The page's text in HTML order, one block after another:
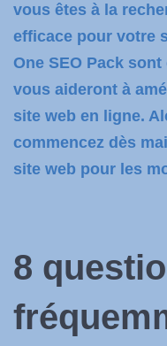
vous êtes à la
efficace pour votre
One SEO Pack
vous aideront à
site web en ligne.
commencez dès
site web pour les
8